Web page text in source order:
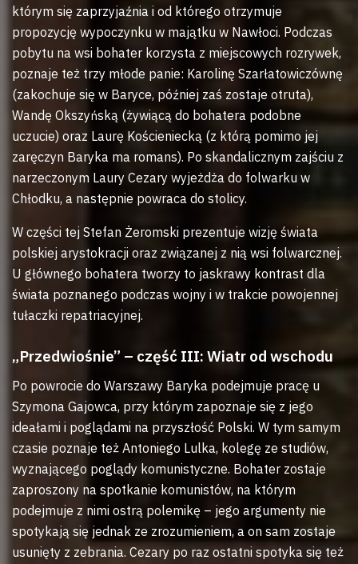
którym się zaprzyjaźnia i od którego otrzymuje
propozycję wypoczynku w majątku w Nawłoci. Podczas
pobytu na wsi bohater korzysta z miejscowych rozrywek,
poznaje też trzy młode panie: Karolinę Szarłatowiczównę
(zakochuje się w Baryce, później zaś zostaje otruta),
Wandę Okszyńską (żywiącą do bohatera podobne
uczucie) oraz Laurę Kościeniecką (z którą pomimo jej
zaręczyn Baryka ma romans). Po skandalicznym zajściu z
narzeczonym Laury Cezary wyjeżdża do folwarku w
Chłodku, a następnie powraca do stolicy.
W części tej Stefan Żeromski prezentuje wizję świata
polskiej arystokracji oraz związanej z nią wsi folwarcznej.
U głównego bohatera tworzy to jaskrawy kontrast dla
świata poznanego podczas wojny i w trakcie powojennej
tułaczki repatriacyjnej.
„Przedwiośnie” – część III: Wiatr od wschodu
Po powrocie do Warszawy Baryka podejmuje pracę u
Szymona Gajowca, przy którym zapoznaje się z jego
ideałami i poglądami na przyszłość Polski. W tym samym
czasie poznaje też Antoniego Lulka, kolegę ze studiów,
wyznającego poglądy komunistyczne. Bohater zostaje
zaproszony na spotkanie komunistów, na którym
podejmuje z nimi ostrą polemikę – jego argumenty nie
spotykają się jednak ze zrozumieniem, a on sam zostaje
usunięty z zebrania. Cezary po raz ostatni spotyka się też